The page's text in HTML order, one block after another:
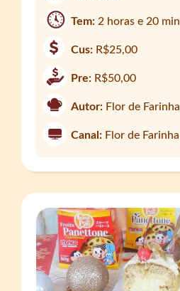
Tem: 2 horas e 20 min
Cus: R$25,00
Pre: R$50,00
Autor: Flor de Farinha
Canal: Flor de Farinha